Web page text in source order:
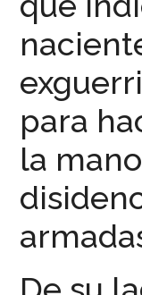
para
la